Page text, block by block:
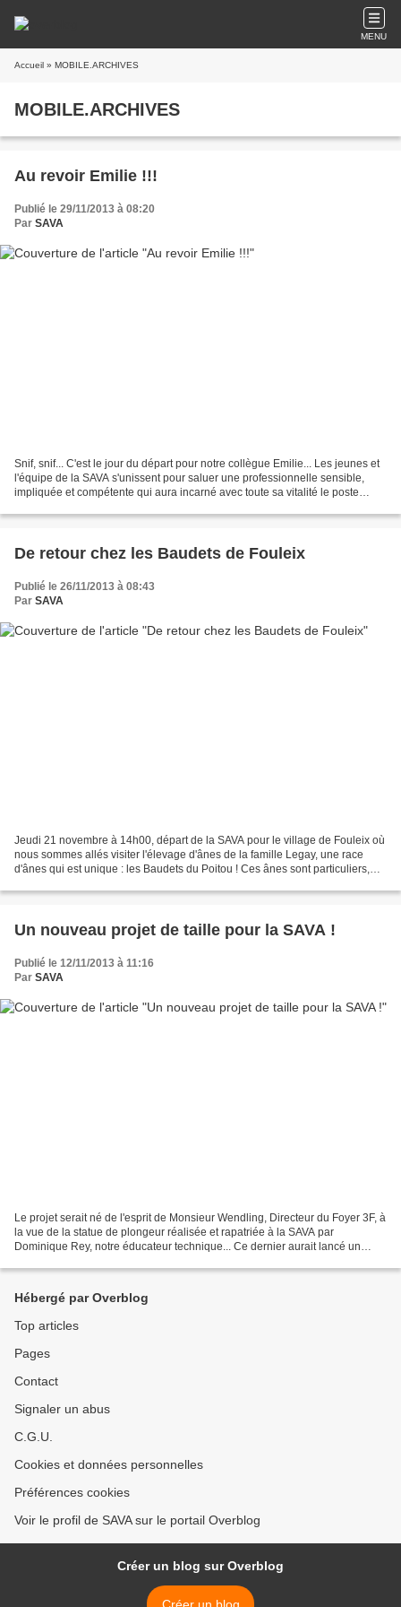
MENU
Accueil » MOBILE.ARCHIVES
MOBILE.ARCHIVES
Au revoir Emilie !!!
Publié le 29/11/2013 à 08:20
Par SAVA
Snif, snif... C'est le jour du départ pour notre collègue Emilie... Les jeunes et
l'équipe de la SAVA s'unissent pour saluer une professionnelle sensible,
impliquée et compétente qui aura incarné avec toute sa vitalité le poste
De retour chez les Baudets de Fouleix
Publié le 26/11/2013 à 08:43
Par SAVA
Jeudi 21 novembre à 14h00, départ de la SAVA pour le village de Fouleix où
nous sommes allés visiter l'élevage d'ânes de la famille Legay, une race
d'ânes qui est unique : les Baudets du Poitou ! Ces ânes sont particuliers,
Un nouveau projet de taille pour la SAVA !
Publié le 12/11/2013 à 11:16
Par SAVA
Le projet serait né de l'esprit de Monsieur Wendling, Directeur du Foyer 3F, à
la vue de la statue de plongeur réalisée et rapatriée à la SAVA par
Dominique Rey, notre éducateur technique... Ce dernier aurait lancé un
Hébergé par Overblog
Top articles
Pages
Contact
Signaler un abus
C.G.U.
Cookies et données personnelles
Préférences cookies
Voir le profil de SAVA sur le portail Overblog
Créer un blog sur Overblog